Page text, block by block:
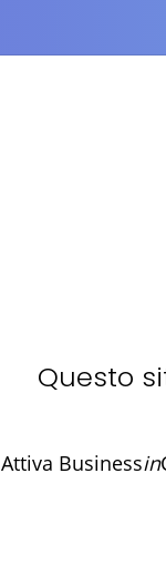
Questo
Attiva Businessin